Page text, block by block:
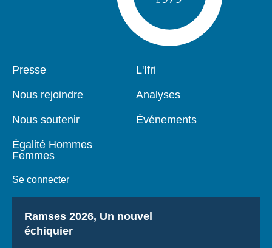
Pied
Presse
Nous rejoindre
Nous soutenir
Égalité Hommes
Femmes
Se connecter
Navigation
L'Ifri
Analyses
Événements
Titre
Ramses 2026, Un nouvel
échiquier